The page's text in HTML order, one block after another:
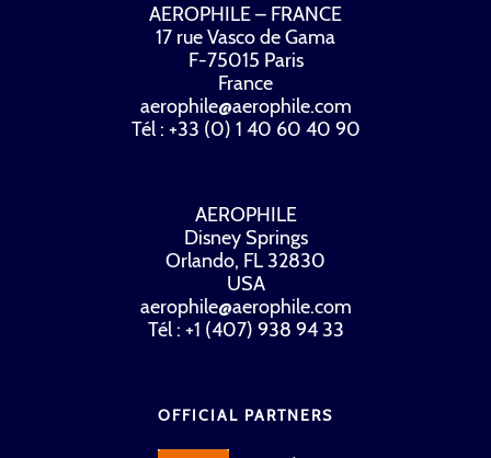
AEROPHILE – FRANCE
17 rue Vasco de Gama
F-75015 Paris
France
aerophile@aerophile.com
Tél : +33 (0) 1 40 60 40 90
AEROPHILE
Disney Springs
Orlando, FL 32830
USA
aerophile@aerophile.com
Tél : +1 (407) 938 94 33
OFFICIAL PARTNERS